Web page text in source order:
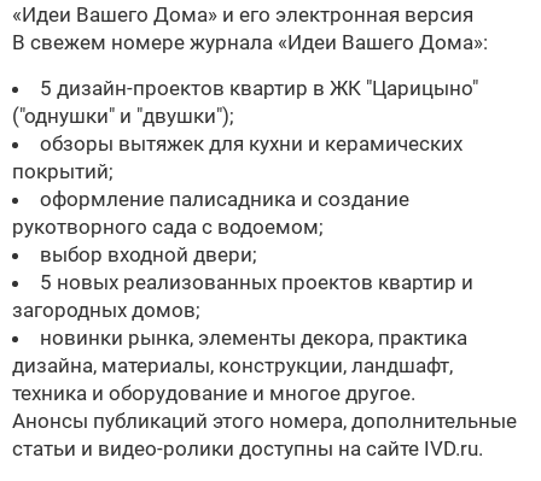
«Идеи Вашего Дома» и его электронная версия
В свежем номере журнала «Идеи Вашего Дома»:
5 дизайн-проектов квартир в ЖК "Царицыно"
("однушки" и "двушки");
обзоры вытяжек для кухни и керамических
покрытий;
оформление палисадника и создание
рукотворного сада с водоемом;
выбор входной двери;
5 новых реализованных проектов квартир и
загородных домов;
новинки рынка, элементы декора, практика
дизайна, материалы, конструкции, ландшафт,
техника и оборудование и многое другое.
Анонсы публикаций этого номера, дополнительные
статьи и видео-ролики доступны на сайте IVD.ru.